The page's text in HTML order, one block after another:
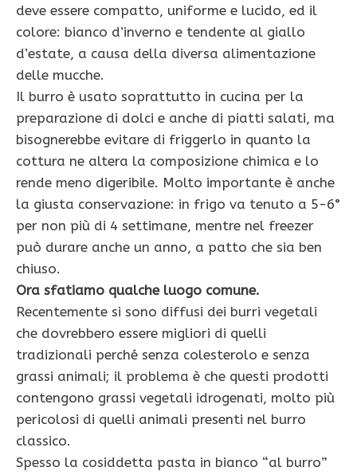
deve essere compatto, uniforme e lucido, ed il
colore: bianco d’inverno e tendente al giallo
d’estate, a causa della diversa alimentazione
delle mucche.
Il burro è usato soprattutto in cucina per la
preparazione di dolci e anche di piatti salati, ma
bisognerebbe evitare di friggerlo in quanto la
cottura ne altera la composizione chimica e lo
rende meno digeribile. Molto importante è anche
la giusta conservazione: in frigo va tenuto a 5-6°
per non più di 4 settimane, mentre nel freezer
può durare anche un anno, a patto che sia ben
chiuso.
Ora sfatiamo qualche luogo comune.
Recentemente si sono diffusi dei burri vegetali
che dovrebbero essere migliori di quelli
tradizionali perché senza colesterolo e senza
grassi animali; il problema è che questi prodotti
contengono grassi vegetali idrogenati, molto più
pericolosi di quelli animali presenti nel burro
classico.
Spesso la cosiddetta pasta in bianco “al burro”